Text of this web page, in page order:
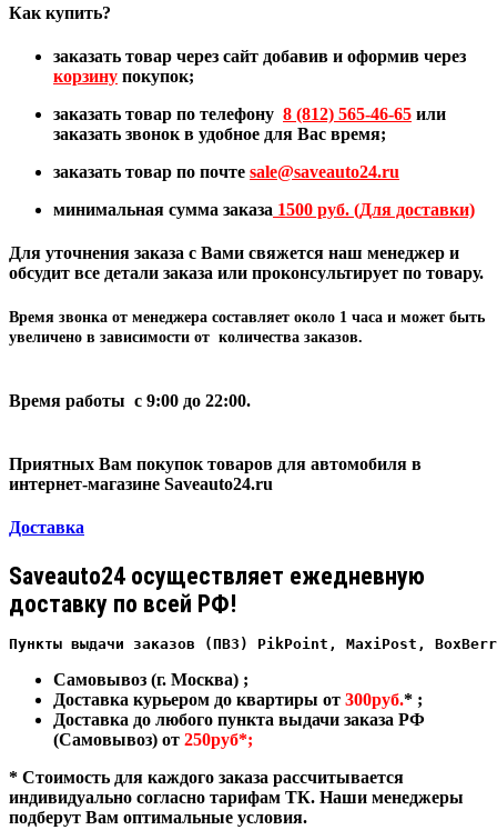
Как купить?
заказать товар через сайт добавив и оформив через
корзину покупок;
заказать товар по телефону 8 (812) 565-46-65 или
заказать звонок в удобное для Вас время;
заказать товар по почте sale@saveauto24.ru
минимальная сумма заказа 1500 руб. (Для доставки)
Для уточнения заказа с Вами свяжется наш менеджер и
обсудит все детали заказа или проконсультирует по товару.
Время звонка от менеджера составляет около 1 часа и может быть
увеличено в зависимости от количества заказов.
Время работы с 9:00 до 22:00.
Приятных Вам покупок товаров для автомобиля в
интернет-магазине Saveauto24.ru
Доставка
Saveauto24 осуществляет ежедневную
доставку по всей РФ!
Пункты выдачи заказов (ПВЗ) PikPoint, MaxiPost,
Самовывоз (г. Москва) ;
Доставка курьером до квартиры от 300руб.* ;
Доставка до любого пункта выдачи заказа РФ
(Самовывоз) от 250руб*;
* Стоимость для каждого заказа рассчитывается
индивидуально согласно тарифам ТК. Наши менеджеры
подберут Вам оптимальные условия.